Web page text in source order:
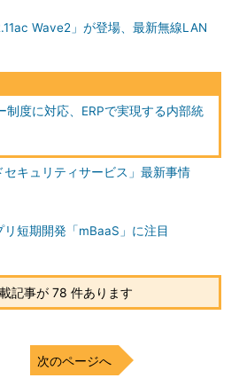
Wave2」が登場、最新無線LAN
制度に対応、ERPで実現する内部統
セキュリティサービス」最新事情
リ短期開発「mBaaS」に注目
記事が 78 件あります
次のページへ